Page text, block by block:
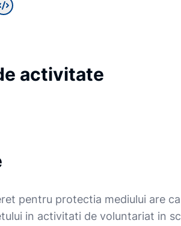
activitate
pentru protectia mediului are
in activitati de voluntariat in